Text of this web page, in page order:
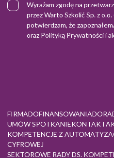
Wyrażam zgodę na
przez Warto Szkolić Sp. z
potwierdzam, że
oraz Polityką Prywatnościi
FIRMADOFINANSOWANIA
UMÓW SPOTKANIEKONTAKT
KOMPETENCJE Z
CYFROWEJ
SEKTOROWE RADY DS.